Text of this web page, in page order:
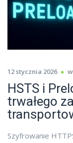
12 stycznia 2026 w
HSTS i
trwałego
Szyfrowanie